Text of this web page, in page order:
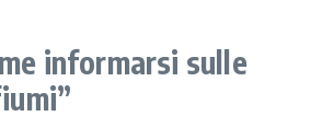
informarsi sulle